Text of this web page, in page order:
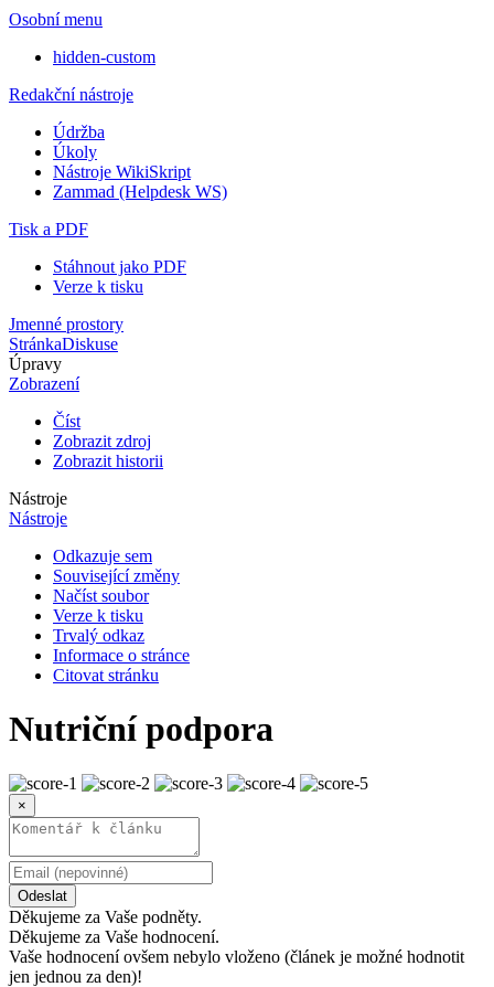
Osobní menu
hidden-custom
Redakční nástroje
Údržba
Úkoly
Nástroje WikiSkript
Zammad (Helpdesk WS)
Tisk a PDF
Stáhnout jako PDF
Verze k tisku
Jmenné prostory
StránkaDiskuse
Úpravy
Zobrazení
Číst
Zobrazit zdroj
Zobrazit historii
Nástroje
Nástroje
Odkazuje sem
Související změny
Načíst soubor
Verze k tisku
Trvalý odkaz
Informace o stránce
Citovat stránku
Nutriční podpora
×
Odeslat
Děkujeme za Vaše podněty.
Děkujeme za Vaše hodnocení.
Vaše hodnocení ovšem nebylo vloženo (článek je možné hodnotit
jen jednou za den)!